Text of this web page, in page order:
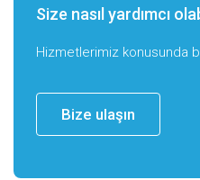
Size nasıl yardımcı
Hizmetlerimiz konusunda
Bize ulaşın